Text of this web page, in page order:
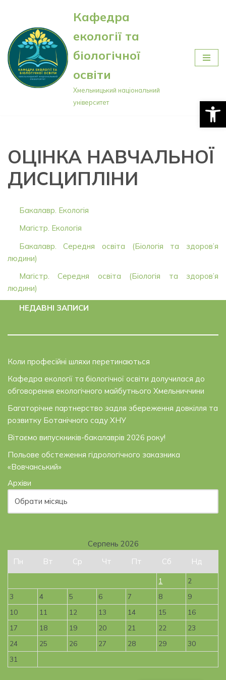
Перейти
до
вмісту
Кафедра
екології та
біологічної
освіти
Хмельницький національний
університет
ОЦІНКА НАВЧАЛЬНОЇ
ДИСЦИПЛІНИ
Бакалавр. Екологія
Магістр. Екологія
Бакалавр. Середня освіта (Біологія та здоров’я
людини)
Магістр. Середня освіта (Біологія та здоров’я
людини)
НЕДАВНІ ЗАПИСИ
Коли професійні шляхи перетинаються
Кафедра екології та біологічної освіти долучилася до
обговорення екологічного майбутнього Хмельниччини
Багаторічне партнерство задля збереження довкілля та
розвитку Ботанічного саду ХНУ
Вітаємо випускників-бакалаврів 2026 року!
Польове обстеження гідрологічного заказника
«Вовчанський»
Архіви
Серпень 2026
Пн
Вт Ср Чт Пт Сб Нд
1
2
3
4 5 6 7 8
9
10
11 12 13 14 15
16
17
18 19 20 21 22
23
24
25 26 27 28 29
30
31